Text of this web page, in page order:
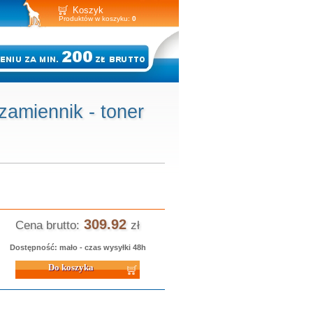
Koszyk
Produktów w koszyku: 0
- toner
Cena brutto: 309.92 zł
Dostępność: mało - czas wysyłki 48h
koszyka